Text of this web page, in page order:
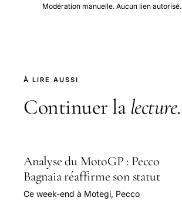
Modération manuelle. Aucun lien autorisé.
À LIRE AUSSI
Continuer la lecture.
Analyse du MotoGP : Pecco
Bagnaia réaffirme son statut
Ce week-end à Motegi, Pecco